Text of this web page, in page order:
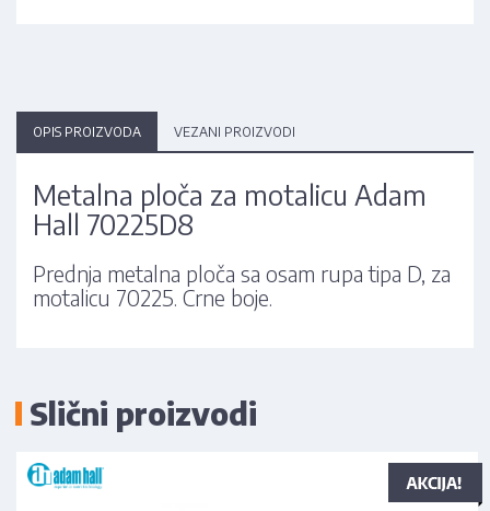
OPIS PROIZVODA VEZANI PROIZVODI
Metalna ploča za motalicu Adam
Hall 70225D8
Prednja metalna ploča sa osam rupa tipa D, za
motalicu 70225. Crne boje.
Slični proizvodi